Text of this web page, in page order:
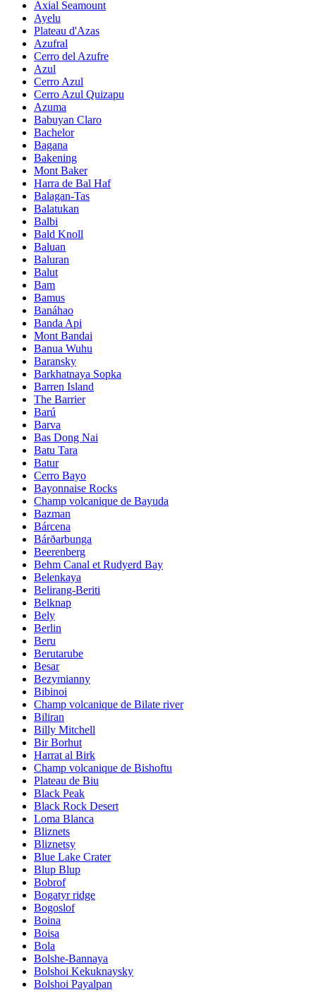
Axial Seamount
Ayelu
Plateau d'Azas
Azufral
Cerro del Azufre
Azul
Cerro Azul
Cerro Azul Quizapu
Azuma
Babuyan Claro
Bachelor
Bagana
Bakening
Mont Baker
Harra de Bal Haf
Balagan-Tas
Balatukan
Balbi
Bald Knoll
Baluan
Baluran
Balut
Bam
Bamus
Banáhao
Banda Api
Mont Bandai
Banua Wuhu
Baransky
Barkhatnaya Sopka
Barren Island
The Barrier
Barú
Barva
Bas Dong Nai
Batu Tara
Batur
Cerro Bayo
Bayonnaise Rocks
Champ volcanique de Bayuda
Bazman
Bárcena
Bárðarbunga
Beerenberg
Behm Canal et Rudyerd Bay
Belenkaya
Belirang-Beriti
Belknap
Bely
Berlin
Beru
Berutarube
Besar
Bezymianny
Bibinoi
Champ volcanique de Bilate river
Biliran
Billy Mitchell
Bir Borhut
Harrat al Birk
Champ volcanique de Bishoftu
Plateau de Biu
Black Peak
Black Rock Desert
Loma Blanca
Bliznets
Bliznetsy
Blue Lake Crater
Blup Blup
Bobrof
Bogatyr ridge
Bogoslof
Boina
Boisa
Bola
Bolshe-Bannaya
Bolshoi Kekuknaysky
Bolshoi Payalpan